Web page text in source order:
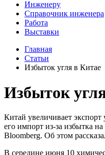
Инженеру
Справочник инженера
Работа
Выставки
Главная
Статьи
Избыток угля в Китае
Избыток
Китай увеличивает
его импорт из-за избытка
Bloomberg. Об этом
В середине июня 10